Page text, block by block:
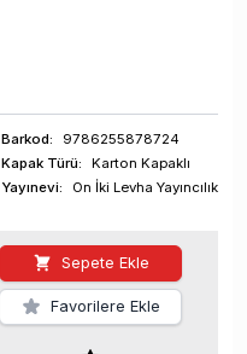
Barkod:
9786255878724
Kapak Türü:
Karton Kapaklı
Yayınevi:
On İki Levha Yayıncılık
Sepete Ekle
Favorilere Ekle